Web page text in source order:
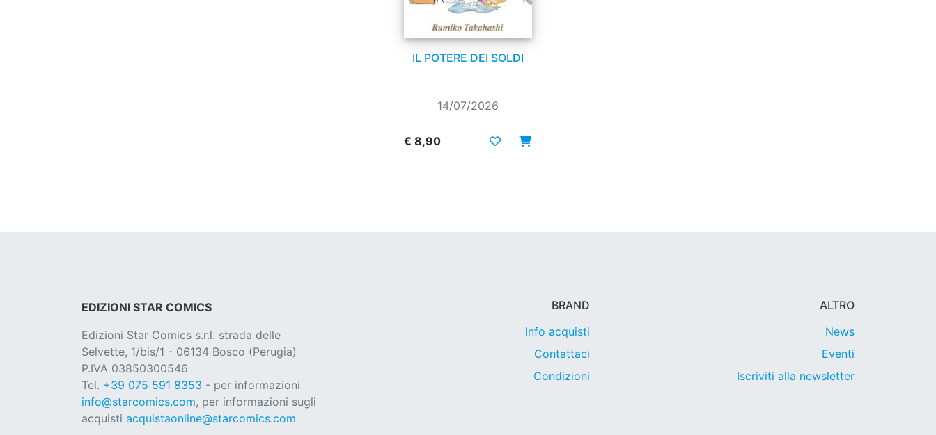
IL POTERE DEI SOLDI
14/07/2026
€ 8,90
EDIZIONI STAR COMICS
Edizioni Star Comics s.r.l. strada delle
Selvette, 1/bis/1 - 06134 Bosco (Perugia)
P.IVA 03850300546
Tel. +39 075 591 8353 - per informazioni
info@starcomics.com, per informazioni sugli
acquisti acquistaonline@starcomics.com
BRAND
Info acquisti
Contattaci
Condizioni
ALTRO
News
Eventi
Iscriviti alla newsletter